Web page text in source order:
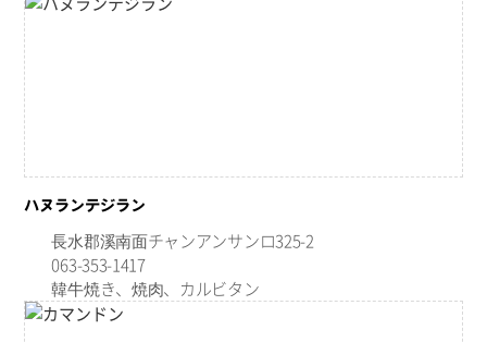
ハヌランテジラン
長水郡溪南面チャンアンサンロ325-2
063-353-1417
韓牛焼き、焼肉、カルビタン